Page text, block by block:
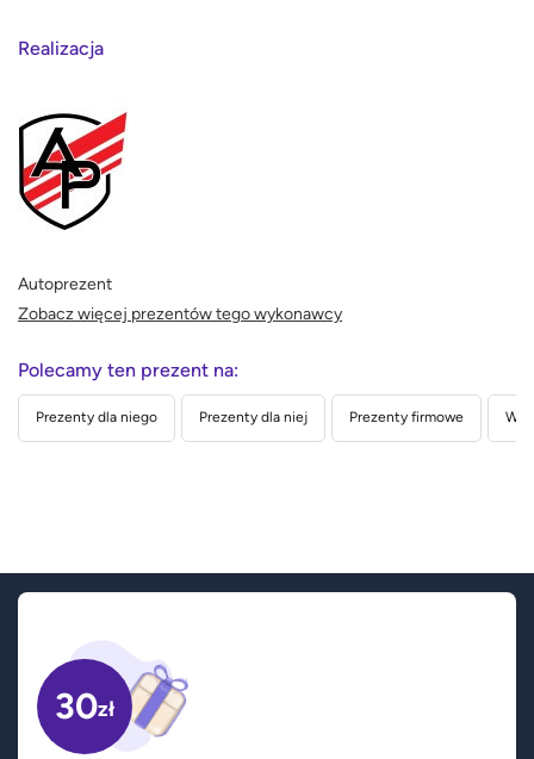
Realizacja
Autoprezent
Zobacz więcej prezentów tego wykonawcy
Polecamy ten prezent na:
Prezenty dla niego Prezenty dla niej Prezenty firmowe
30zł